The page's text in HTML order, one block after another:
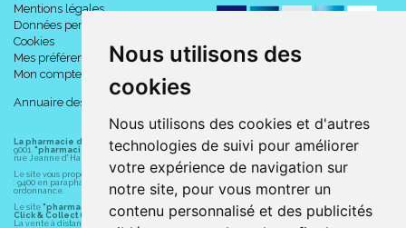
Nous utilisons des
cookies
Nous utilisons des cookies et d'autres
technologies de suivi pour améliorer
votre expérience de navigation sur
notre site, pour vous montrer un
contenu personnalisé et des publicités
Mentions légales
Données personnelles
Cookies
Mes préférences Cookies
Mon compte
Annuaire des pharmacies
La pharmacie du centre à Albert (80300) est une pharmacie française certifiée ISO
9001. "pharmacie-du-centre-albert.fr "est le site internet de la pharmacie du centre
rue Jeanne d' Harcourt, 80300 Albert.
Le site vous propose un large choix de plus de 11000 références, au prix les plus bas possible
: 9400 en parapharmacie, animaux, orthopédie, matériel médical. 1700 en médicaments sans
ordonnance.
Le site "pharmacie-du-centre-albert.fr" vous propose les service suivants :
Click & Collect (retrait gratuit dans la pharmacie).
La vente à distance chez vous et/ou chez un commerçant sur la France (Andorre, Monaco et